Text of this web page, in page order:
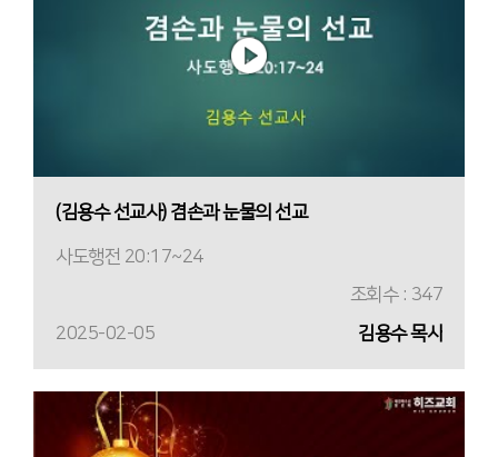
(김용수 선교사) 겸손과 눈물의 선교
사도행전 20:17~24
조회수 : 347
2025-02-05
김용수 목사